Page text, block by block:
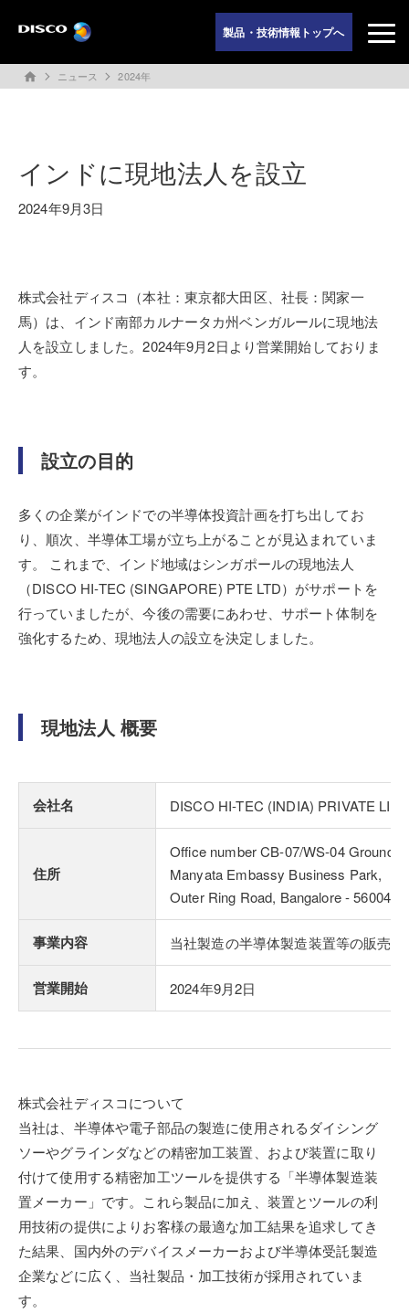
製品・技術情報トップへ
home ニュース 2024年
インドに現地法人を設立
2024年9月3日
株式会社ディスコ（本社：東京都大田区、社長：関家一
馬）は、インド南部カルナータカ州ベンガルールに現地法
人を設立しました。2024年9月2日より営業開始しておりま
す。
設立の目的
多くの企業がインドでの半導体投資計画を打ち出してお
り、順次、半導体工場が立ち上がることが見込まれていま
す。 これまで、インド地域はシンガポールの現地法人
（DISCO HI-TEC (SINGAPORE) PTE LTD）がサポートを
行っていましたが、今後の需要にあわせ、サポート体制を
強化するため、現地法人の設立を決定しました。
現地法人 概要
会社名 DISCO HI-TEC (INDIA) PRIVATE
住所
Office number CB-07/WS-04 Ground
Manyata Embassy Business Park,
Outer Ring Road, Bangalore - 560045
事業内容 当社製造の半導体製造装置等の販売
営業開始 2024年9月2日
株式会社ディスコについて
当社は、半導体や電子部品の製造に使用されるダイシング
ソーやグラインダなどの精密加工装置、および装置に取り
付けて使用する精密加工ツールを提供する「半導体製造装
置メーカー」です。これら製品に加え、装置とツールの利
用技術の提供によりお客様の最適な加工結果を追求してき
た結果、国内外のデバイスメーカーおよび半導体受託製造
企業などに広く、当社製品・加工技術が採用されていま
す。